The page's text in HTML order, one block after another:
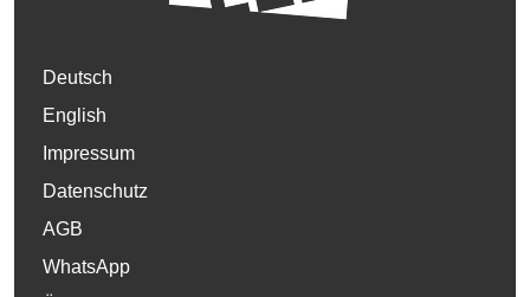
Deutsch
English
Impressum
Datenschutz
AGB
WhatsApp